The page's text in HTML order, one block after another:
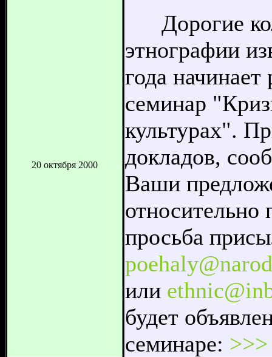
20 октября 2000
Дорогие
этнографии
года
семинар
культурах".
докладов,
Ваши
относительно
просьба
или
будет
семинаре: >>>